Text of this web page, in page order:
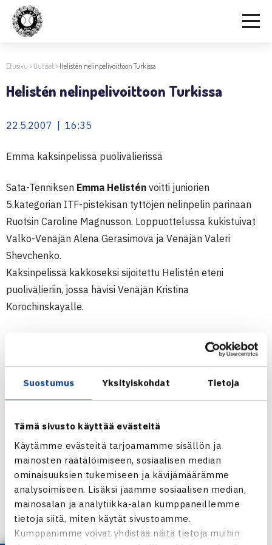
Suostumus Yksityiskohdat Tietoja
Tämä sivusto käyttää evästeitä
Käytämme evästeitä tarjoamamme sisällön ja
mainosten räätälöimiseen, sosiaalisen median
ominaisuuksien tukemiseen ja kävijämäärämme
analysoimiseen. Lisäksi jaamme sosiaalisen median,
mainosalan ja analytiikka-alan kumppaneillemme
tietoja siitä, miten käytät sivustoamme.
Kumppanimme voivat yhdistää näitä tietoja muihin
Etusivu > Uutiset> Helistén nelinpelivoittoon Turkissa
Helistén nelinpelivoittoon Turkissa
22.5.2007 | 16:35
Emma kaksinpelissä puolivälierissä
Sata-Tenniksen Emma Helistén voitti juniorien
5.kategorian ITF-pistekisan tyttöjen nelinpelin parinaan
Ruotsin Caroline Magnusson. Loppuottelussa kukistuivat
Valko-Venäjän Alena Gerasimova ja Venäjän Valeri
Shevchenko.
Kaksinpelissä kakkoseksi sijoitettu Helistén eteni
puolivälieriin, jossa hävisi Venäjän Kristina
Korochinskayalle.
3.kierrosta: Emma Helistén (2.) – Burce Kurkan Turkki
Puolivälieriä: Kristina Korochinskaya Venäjä – Helistén 61
75
Nelinpeli
Puolivälieriä: Emma Helistén/Caroline Magnusson Ruotsi
(1.) – Yagmur-Basak Gone/Burce Kurkan Turkki 63 60
Välieriä: Helistén/Magnusson – Ofri Lankri/Or Mayer Israel
(4.) 60 61